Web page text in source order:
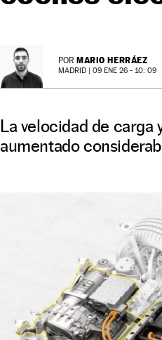
POR MARIO HERRÁEZ
MADRID | 09 ENE 26 - 10: 09
La velocidad de carga
aumentado